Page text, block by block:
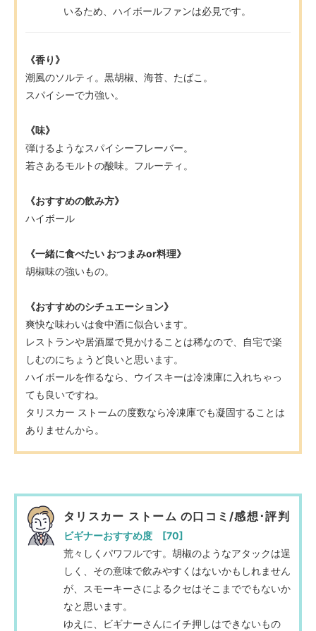
いるため、ハイボールファンは必見です。
《香り》
潮風のソルティ。黒胡椒、海苔、たばこ。
スパイシーで力強い。
《味》
弾けるようなスパイシーフレーバー。
若さあるモルトの酸味。フルーティ。
《おすすめの飲み方》
ハイボール
《一緒に食べたい おつまみor料理》
胡椒味の強いもの。
《おすすめのシチュエーション》
爽快な味わいは食中酒に似合います。
レストランや居酒屋で見かけることは稀なので、自宅で楽
しむのにちょうど良いと思います。
ハイボールを作るなら、ウイスキーは冷凍庫に入れちゃっ
ても良いですね。
タリスカー ストームの度数なら冷凍庫でも凝固することは
ありませんから。
タリスカー ストーム の口コミ/感想･評判
ビギナーおすすめ度 [70]
荒々しくパワフルです。胡椒のようなアタックは逞
しく、その意味で飲みやすくはないかもしれません
が、スモーキーさによるクセはそこまででもないか
なと思います。
ゆえに、ビギナーさんにイチ押しはできないもの